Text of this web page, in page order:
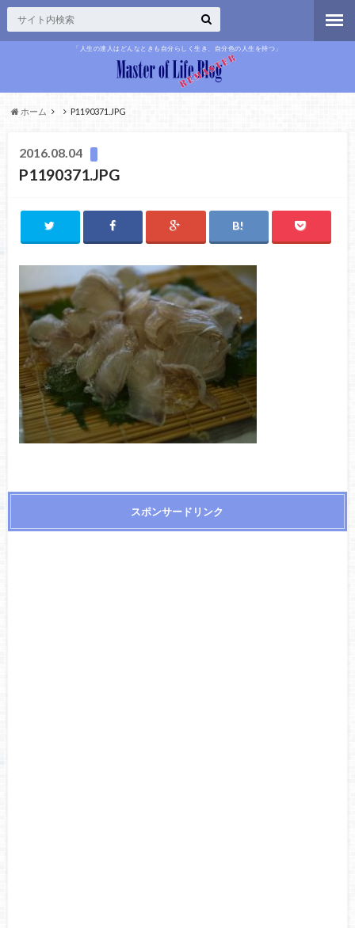
「人生の達人はどんなときも自分らしく生き、自分色の人生を持つ」
ホーム P1190371.JPG
2016.08.04
P1190371.JPG
スポンサードリンク